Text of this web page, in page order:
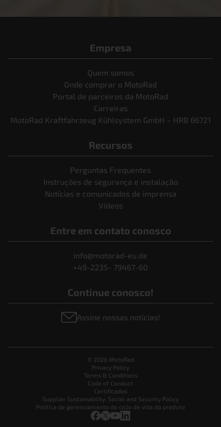
Empresa
Quem somos
Onde comprar o MotoRad
Portal de parceiros da MotoRad
Carreiras
MotoRad Kraftfahrzeug Kühlsystem GmbH – HRB 66721
Recursos
Perguntas Frequentes
Instruções de segurança e instalação
Notícias e comunicados de imprensa
Vídeos
Entre em contato conosco
info@motorad-eu.de
+49-2235- 79467-60
Continue conosco!
Assine nossas notícias!
© 2026 MotoRad
Privacy Policy
Terms & Conditions
Code of Conduct
Certificados
Supplier Sustainability, Social and Security Policy
Política de gerenciamento do ciclo de vida do produto